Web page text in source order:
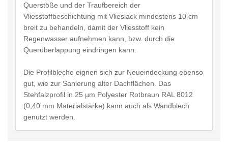
Querstöße und der Traufbereich der
Vliesstoffbeschichtung mit Vlieslack mindestens 10 cm
breit zu behandeln, damit der Vliesstoff kein
Regenwasser aufnehmen kann, bzw. durch die
Querüberlappung eindringen kann.
Die Profilbleche eignen sich zur Neueindeckung ebenso
gut, wie zur Sanierung alter Dachflächen. Das
Stehfalzprofil in 25 µm Polyester Rotbraun RAL 8012
(0,40 mm Materialstärke) kann auch als Wandblech
genutzt werden.